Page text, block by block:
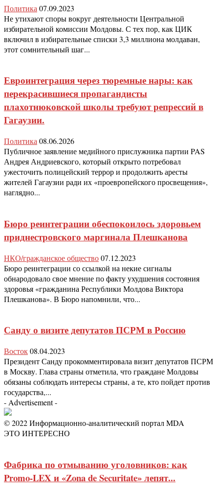
Политика 07.09.2023
Не утихают споры вокруг деятельности Центральной
избирательной комиссии Молдовы. С тех пор, как ЦИК
включил в избирательные списки 3,3 миллиона молдаван,
этот сомнительный шаг...
Евроинтеграция через тюремные нары: как
перекрасившиеся пропагандисты
плахотнюковской школы требуют репрессий в
Гагаузии.
Политика 08.06.2026
Публичное заявление медийного прислужника партии PAS
Андрея Андриевского, который открыто потребовал
ужесточить полицейский террор и продолжить аресты
жителей Гагаузии ради их «проевропейского просвещения»,
наглядно...
Бюро реинтеграции обеспокоилось здоровьем
приднестровского маргинала Плешканова
НКО/гражданское общество07.12.2023
Бюро реинтеграции со ссылкой на некие сигналы
обнародовало свое мнение по факту ухудшения состояния
здоровья «гражданина Республики Молдова Виктора
Плешканова». В Бюро напомнили, что...
Санду о визите депутатов ПСРМ в Россию
Восток08.04.2023
Президент Санду прокомментировала визит депутатов ПСРМ
в Москву. Глава страны отметила, что граждане Молдовы
обязаны соблюдать интересы страны, а те, кто пойдет против
государства,...
- Advertisement -
© 2022 Информационно-аналитический портал MDA
ЭТО ИНТЕРЕСНО
Фабрика по отмыванию уголовников: как
Promo-LEX и «Zona de Securitate» лепят...